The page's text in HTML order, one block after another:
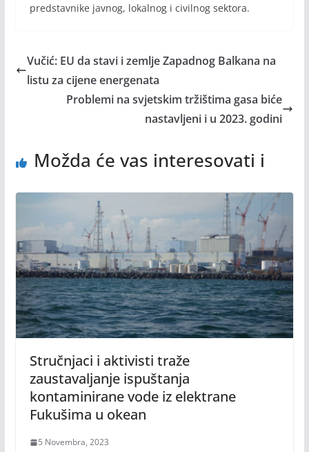
predstavnike javnog, lokalnog i civilnog sektora.
Vučić: EU da stavi i zemlje Zapadnog Balkana na
listu za cijene energenata
Problemi na svjetskim tržištima gasa biće
nastavljeni i u 2023. godini
Možda će vas interesovati i
Stručnjaci i aktivisti traže
zaustavaljanje ispuštanja
kontaminirane vode iz elektrane
Fukušima u okean
5 Novembra, 2023